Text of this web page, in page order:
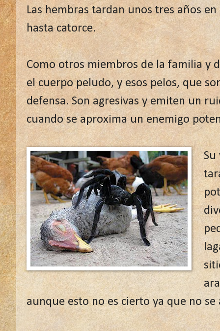
Las hembras tardan unos tres años
hasta catorce.
Como otros miembros de la familia y
el cuerpo peludo, y esos pelos, que
defensa. Son agresivas y emiten un
cuando se aproxima un enemigo
Su
aunque esto no es cierto ya que no